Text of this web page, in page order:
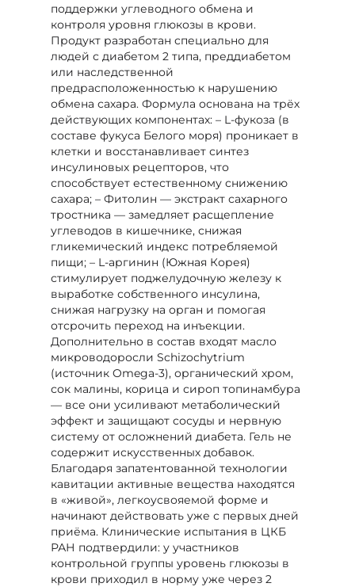
поддержки углеводного обмена и
контроля уровня глюкозы в крови.
Продукт разработан специально для
людей с диабетом 2 типа, преддиабетом
или наследственной
предрасположенностью к нарушению
обмена сахара. Формула основана на трёх
действующих компонентах: – L-фукоза (в
составе фукуса Белого моря) проникает в
клетки и восстанавливает синтез
инсулиновых рецепторов, что
способствует естественному снижению
сахара; – Фитолин — экстракт сахарного
тростника — замедляет расщепление
углеводов в кишечнике, снижая
гликемический индекс потребляемой
пищи; – L-аргинин (Южная Корея)
стимулирует поджелудочную железу к
выработке собственного инсулина,
снижая нагрузку на орган и помогая
отсрочить переход на инъекции.
Дополнительно в состав входят масло
микроводоросли Schizochytrium
(источник Omega-3), органический хром,
сок малины, корица и сироп топинамбура
— все они усиливают метаболический
эффект и защищают сосуды и нервную
систему от осложнений диабета. Гель не
содержит искусственных добавок.
Благодаря запатентованной технологии
кавитации активные вещества находятся
в «живой», легкоусвояемой форме и
начинают действовать уже с первых дней
приёма. Клинические испытания в ЦКБ
РАН подтвердили: у участников
контрольной группы уровень глюкозы в
крови приходил в норму уже через 2